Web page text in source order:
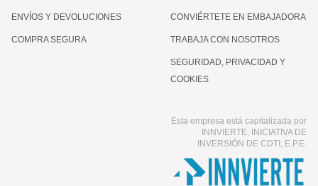
ENVÍOS Y DEVOLUCIONES
COMPRA SEGURA
CONVIÉRTETE EN EMBAJADORA
TRABAJA CON NOSOTROS
SEGURIDAD, PRIVACIDAD Y
COOKIES
Esta empresa está capitalizada por
INNVIERTE, INICIATIVA DE
INVERSIÓN DE CDTI, E.P.E.